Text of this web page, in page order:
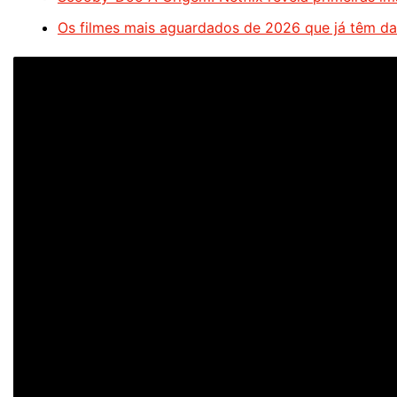
Os filmes mais aguardados de 2026 que já têm